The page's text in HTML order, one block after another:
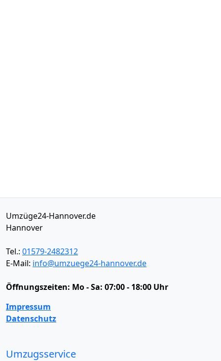
Umzüge24-Hannover.de
Hannover
Tel.: 01579-2482312
E-Mail: info@umzuege24-hannover.de
Öffnungszeiten: Mo - Sa: 07:00 - 18:00 Uhr
Impressum
Datenschutz
Umzugsservice